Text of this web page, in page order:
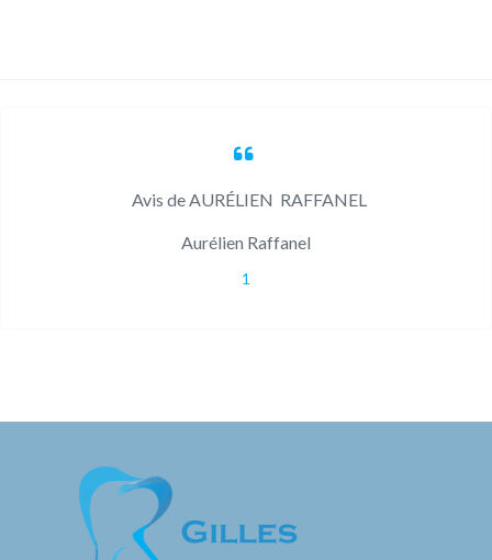
Avis de AURÉLIEN RAFFANEL
Aurélien Raffanel
1